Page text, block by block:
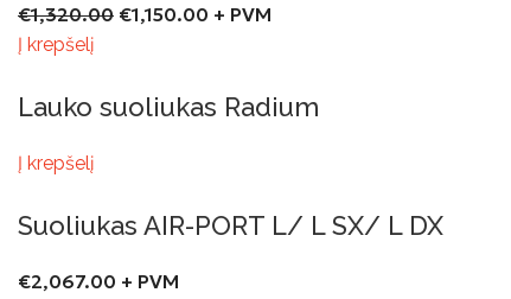
€1,320.00 €1,150.00 + PVM
Į krepšelį
Lauko suoliukas Radium
Į krepšelį
Suoliukas AIR-PORT L/ L SX/ L DX
€2,067.00 + PVM